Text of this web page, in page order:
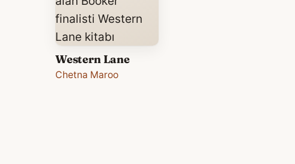
Western Lane
Chetna Maroo